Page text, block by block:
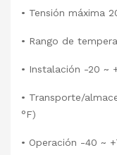
• Tensión máxima
• Rango de
• Instalación -20 ~
• Transporte/
°F)
• Operación -40 ~